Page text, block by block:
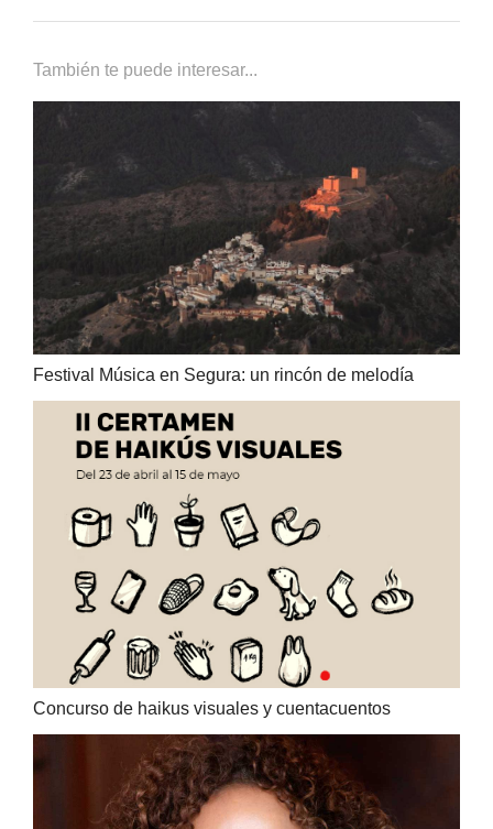
También te puede interesar...
Festival Música en Segura: un rincón de melodía
Concurso de haikus visuales y cuentacuentos